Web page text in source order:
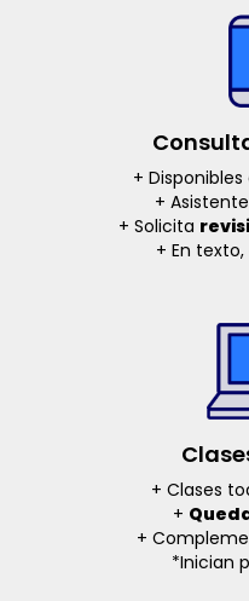
+
+
+ Solicita
+ En
+ Clases
+
+
*Inician